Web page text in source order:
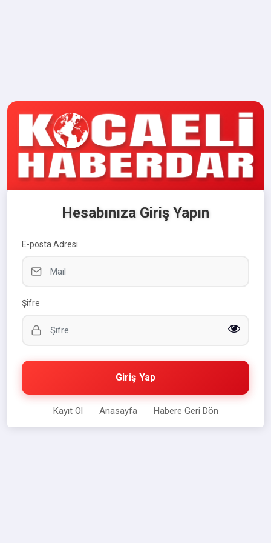
Hesabınıza Giriş Yapın
E-posta Adresi
Şifre
Giriş Yap
Kayıt Ol Anasayfa Habere Geri Dön